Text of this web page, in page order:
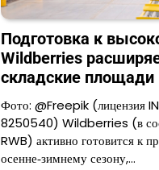
Подготовка к
Wildberries
складские площади
Фото: @Freepik (лицензия
8250540) Wildberries (в
RWB) активно готовится к
осенне‑зимнему сезону,…